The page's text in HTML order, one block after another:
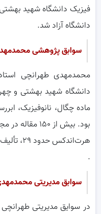
دانشگاه آزاد شد.
سوابق پژوهشی
دانشگاه شهید بهشتی و
ماده چگال، نانوفیزیک،
.
سوابق مدیریتی
در سوایق مدیریتی